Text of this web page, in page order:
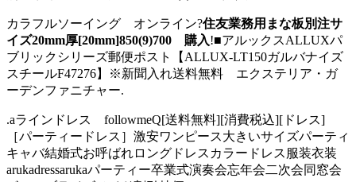
カラフルソーイング オンライン?住友業務用まな板別注サ
イズ20mm厚[20mm]850(9)700 購入!■アルックスALLUXパ
ブリックシリーズ郵便ポスト【ALLUX-LT150ガルバナイズ
スチールF47276】※新聞入れ送料無料 エクステリア・ガ
ーデンファニチャー.
.aラインドレス followmeQ[送料無料][消費税込][ドレス]
［パーティードレス］激安ワンピース大きいサイズパーティ
キャバ結婚式お呼ばれロングドレスカラードレス服装衣装
arukadressarukaパーティー卒業式演奏会忘年会二次会同窓会